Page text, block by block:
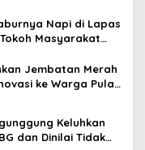
Napi di Lapas
Masyarakat
IIA Pekanbaru
Jembatan Merah
ke Warga Pulau
Keluhkan
dan Dinilai Tidak